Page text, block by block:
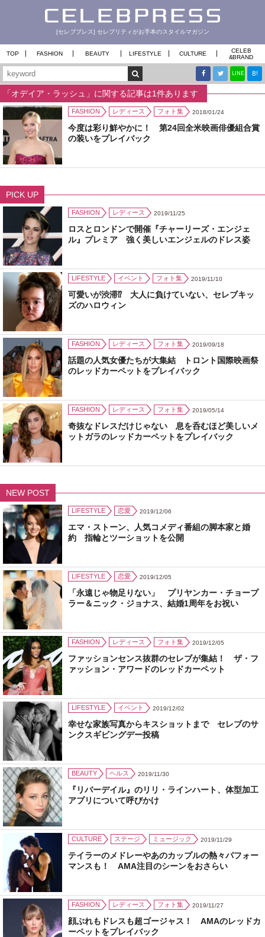
[セレブプレス] セレブリティがお手本のスタイルマガジン
TOP FASHION BEAUTY LIFESTYLE CULTURE
CELEB
&BRAND
LINE B!
「オデイア・ラッシュ」に関する記事は1件あります
FASHION レディース フォト集 2018/01/24
今度は彩り鮮やかに！ 第24回全米映画俳優組合賞
の装いをプレイバック
PICK UP
FASHION レディース 2019/11/25
ロスとロンドンで開催『チャーリーズ・エンジェ
ル』プレミア 強く美しいエンジェルのドレス姿
LIFESTYLE イベント フォト集 2019/11/10
可愛いが渋滞⁉ 大人に負けていない、セレブキッ
ズのハロウィン
FASHION レディース フォト集 2019/09/18
話題の人気女優たちが大集結 トロント国際映画祭
のレッドカーペットをプレイバック
FASHION レディース フォト集 2019/05/14
奇抜なドレスだけじゃない 息を呑むほど美しいメ
ットガラのレッドカーペットをプレイバック
NEW POST
LIFESTYLE 恋愛 2019/12/06
エマ・ストーン、人気コメディ番組の脚本家と婚
約 指輪とツーショットを公開
LIFESTYLE 恋愛 2019/12/05
「永遠じゃ物足りない」 プリヤンカー・チョープ
ラー＆ニック・ジョナス、結婚1周年をお祝い
FASHION レディース フォト集 2019/12/05
ファッションセンス抜群のセレブが集結！ ザ・フ
ァッション・アワードのレッドカーペット
LIFESTYLE イベント 2019/12/02
幸せな家族写真からキスショットまで セレブのサ
ンクスギビングデー投稿
BEAUTY ヘルス 2019/11/30
『リバーデイル』のリリ・ラインハート、体型加工
アプリについて呼びかけ
CULTURE ステージ ミュージック 2019/11/29
テイラーのメドレーやあのカップルの熱々パフォー
マンスも！ AMA注目のシーンをおさらい
FASHION レディース フォト集 2019/11/27
顔ぶれもドレスも超ゴージャス！ AMAのレッドカ
ーペットをプレイバック